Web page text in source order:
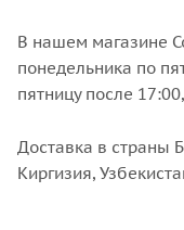
В нашем магазине
понедельника по
пятницу после
Доставка в страны
Киргизия,